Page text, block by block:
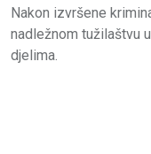
Nakon izvršene
nadležnom tužilaštvu
djelima.